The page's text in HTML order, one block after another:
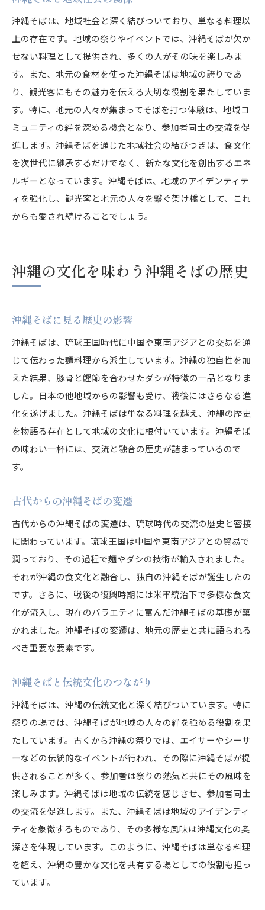
沖縄そばは、地域社会と深く結びついており、単なる料理以
上の存在です。地域の祭りやイベントでは、沖縄そばが欠か
せない料理として提供され、多くの人がその味を楽しみま
す。また、地元の食材を使った沖縄そばは地域の誇りであ
り、観光客にもその魅力を伝える大切な役割を果たしていま
す。特に、地元の人々が集まってそばを打つ体験は、地域コ
ミュニティの絆を深める機会となり、参加者同士の交流を促
進します。沖縄そばを通じた地域社会の結びつきは、食文化
を次世代に継承するだけでなく、新たな文化を創出するエネ
ルギーとなっています。沖縄そばは、地域のアイデンティテ
ィを強化し、観光客と地元の人々を繋ぐ架け橋として、これ
からも愛され続けることでしょう。
沖縄の文化を味わう沖縄そばの歴史
沖縄そばに見る歴史の影響
沖縄そばは、琉球王国時代に中国や東南アジアとの交易を通
じて伝わった麺料理から派生しています。沖縄の独自性を加
えた結果、豚骨と鰹節を合わせたダシが特徴の一品となりま
した。日本の他地域からの影響も受け、戦後にはさらなる進
化を遂げました。沖縄そばは単なる料理を越え、沖縄の歴史
を物語る存在として地域の文化に根付いています。沖縄そば
の味わい一杯には、交流と融合の歴史が詰まっているので
す。
古代からの沖縄そばの変遷
古代からの沖縄そばの変遷は、琉球時代の交流の歴史と密接
に関わっています。琉球王国は中国や東南アジアとの貿易で
潤っており、その過程で麺やダシの技術が輸入されました。
それが沖縄の食文化と融合し、独自の沖縄そばが誕生したの
です。さらに、戦後の復興時期には米軍統治下で多様な食文
化が流入し、現在のバラエティに富んだ沖縄そばの基礎が築
かれました。沖縄そばの変遷は、地元の歴史と共に語られる
べき重要な要素です。
沖縄そばと伝統文化のつながり
沖縄そばは、沖縄の伝統文化と深く結びついています。特に
祭りの場では、沖縄そばが地域の人々の絆を強める役割を果
たしています。古くから沖縄の祭りでは、エイサーやシーサ
ーなどの伝統的なイベントが行われ、その際に沖縄そばが提
供されることが多く、参加者は祭りの熱気と共にその風味を
楽しみます。沖縄そばは地域の伝統を感じさせ、参加者同士
の交流を促進します。また、沖縄そばは地域のアイデンティ
ティを象徴するものであり、その多様な風味は沖縄文化の奥
深さを体現しています。このように、沖縄そばは単なる料理
を超え、沖縄の豊かな文化を共有する場としての役割も担っ
ています。